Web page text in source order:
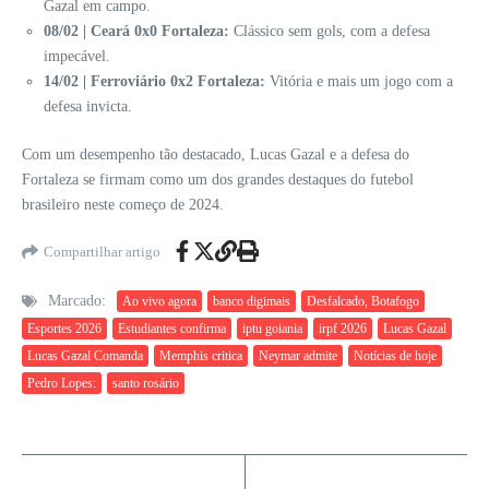
Gazal em campo.
08/02 | Ceará 0x0 Fortaleza: Clássico sem gols, com a defesa
impecável.
14/02 | Ferroviário 0x2 Fortaleza: Vitória e mais um jogo com a
defesa invicta.
Com um desempenho tão destacado, Lucas Gazal e a defesa do
Fortaleza se firmam como um dos grandes destaques do futebol
brasileiro neste começo de 2024.
Compartilhar artigo
Marcado: Ao vivo agora banco digimais
Desfalcado, Botafogo
Esportes 2026
Estudiantes confirma iptu goiania irpf 2026
Lucas Gazal
Lucas Gazal Comanda
Memphis critica Neymar admite
Notícias de hoje
Pedro Lopes:
santo rosário